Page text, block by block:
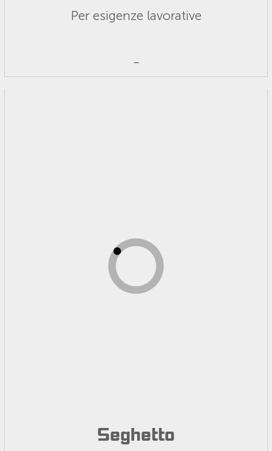
Per esigenze lavorative
Seghetto